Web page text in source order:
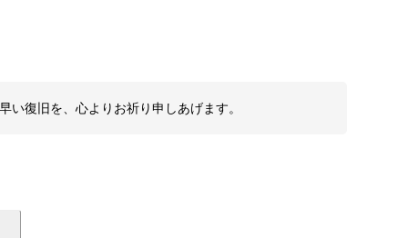
復旧を、心よりお祈り申しあげます。